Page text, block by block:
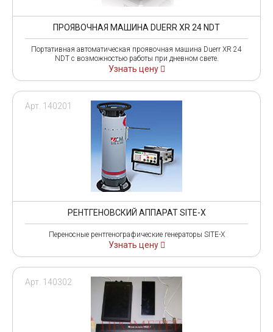
ПРОЯВОЧНАЯ МАШИНА DUERR XR 24 NDT
Портативная автоматическая проявочная машина Duerr XR 24
NDT с возможностью работы при дневном свете.
Узнать цену
Арт. 140201
РЕНТГЕНОВСКИЙ АППАРАТ SITE-X
Переносные рентгенографические генераторы SITE-X
Узнать цену
Арт. 140302